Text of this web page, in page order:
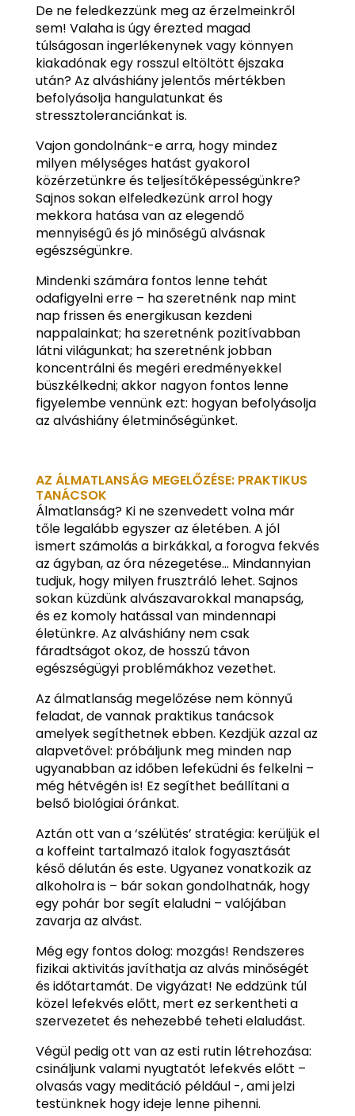
De ne feledkezzünk meg az érzelmeinkről
sem! Valaha is úgy érezted magad
túlságosan ingerlékenynek vagy könnyen
kiakadónak egy rosszul eltöltött éjszaka
után? Az alváshiány jelentős mértékben
befolyásolja hangulatunkat és
stressztoleranciánkat is.
Vajon gondolnánk-e arra, hogy mindez
milyen mélységes hatást gyakorol
közérzetünkre és teljesítőképességünkre?
Sajnos sokan elfeledkezünk arrol hogy
mekkora hatása van az elegendő
mennyiségű és jó minőségű alvásnak
egészségünkre.
Mindenki számára fontos lenne tehát
odafigyelni erre – ha szeretnénk nap mint
nap frissen és energikusan kezdeni
nappalainkat; ha szeretnénk pozitívabban
látni világunkat; ha szeretnénk jobban
koncentrálni és megéri eredményekkel
büszkélkedni; akkor nagyon fontos lenne
figyelembe vennünk ezt: hogyan befolyásolja
az alváshiány életminőségünket.
AZ ÁLMATLANSÁG MEGELŐZÉSE: PRAKTIKUS
TANÁCSOK
Álmatlanság? Ki ne szenvedett volna már
tőle legalább egyszer az életében. A jól
ismert számolás a birkákkal, a forogva fekvés
az ágyban, az óra nézegetése… Mindannyian
tudjuk, hogy milyen frusztráló lehet. Sajnos
sokan küzdünk alvászavarokkal manapság,
és ez komoly hatással van mindennapi
életünkre. Az alváshiány nem csak
fáradtságot okoz, de hosszú távon
egészségügyi problémákhoz vezethet.
Az álmatlanság megelőzése nem könnyű
feladat, de vannak praktikus tanácsok
amelyek segíthetnek ebben. Kezdjük azzal az
alapvetővel: próbáljunk meg minden nap
ugyanabban az időben lefeküdni és felkelni –
még hétvégén is! Ez segíthet beállítani a
belső biológiai óránkat.
Aztán ott van a ‘szélütés’ stratégia: kerüljük el
a koffeint tartalmazó italok fogyasztását
késő délután és este. Ugyanez vonatkozik az
alkoholra is – bár sokan gondolhatnák, hogy
egy pohár bor segít elaludni – valójában
zavarja az alvást.
Még egy fontos dolog: mozgás! Rendszeres
fizikai aktivitás javíthatja az alvás minőségét
és időtartamát. De vigyázat! Ne eddzünk túl
közel lefekvés előtt, mert ez serkentheti a
szervezetet és nehezebbé teheti elaludást.
Végül pedig ott van az esti rutin létrehozása:
csináljunk valami nyugtatót lefekvés előtt –
olvasás vagy meditáció például -, ami jelzi
testünknek hogy ideje lenne pihenni.